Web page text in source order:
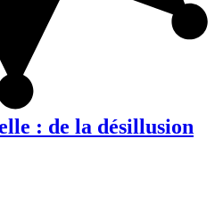
: de la désillusion